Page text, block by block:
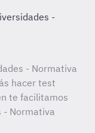
-
- Normativa
hacer test
te facilitamos
- Normativa